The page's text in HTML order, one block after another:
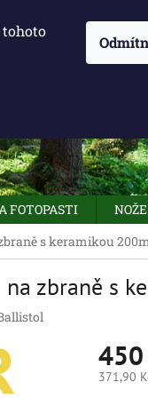
tohoto
FOTOPASTI NOŽE
s keramikou
zbraně s
371,90